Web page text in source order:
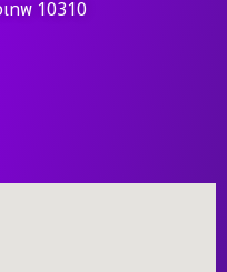
เทพ 10310